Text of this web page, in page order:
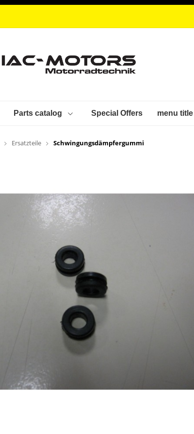
Parts catalog Special Offers menu title
Ersatzteile Schwingungsdämpfergummi